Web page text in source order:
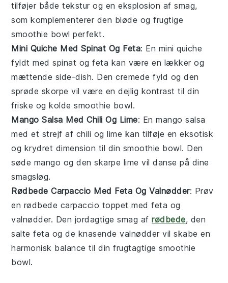
tilføjer både tekstur og en eksplosion af smag,
som komplementerer den bløde og frugtige
smoothie bowl perfekt.
Mini Quiche Med Spinat Og Feta: En mini quiche
fyldt medspinat ogfeta kan være en lækker og
mættende side-dish. Den cremede fyld og den
sprøde skorpe vil være en dejlig kontrast til din
friske og koldesmoothie bowl.
Mango Salsa Med Chili Og Lime: Enmango salsa
med et strejf af chili oglime kan tilføje en eksotisk
og krydret dimension til din smoothie bowl. Den
søde mango og den skarpe lime vil danse på dine
smagsløg.
Rødbede Carpaccio Med Feta Og Valnødder: Prøv
en rødbede carpaccio toppet medfeta og
valnødder. Den jordagtige smag afrødbede, den
salte feta og de knasende valnødder vil skabe en
harmonisk balance til din frugtagtigesmoothie
bowl.